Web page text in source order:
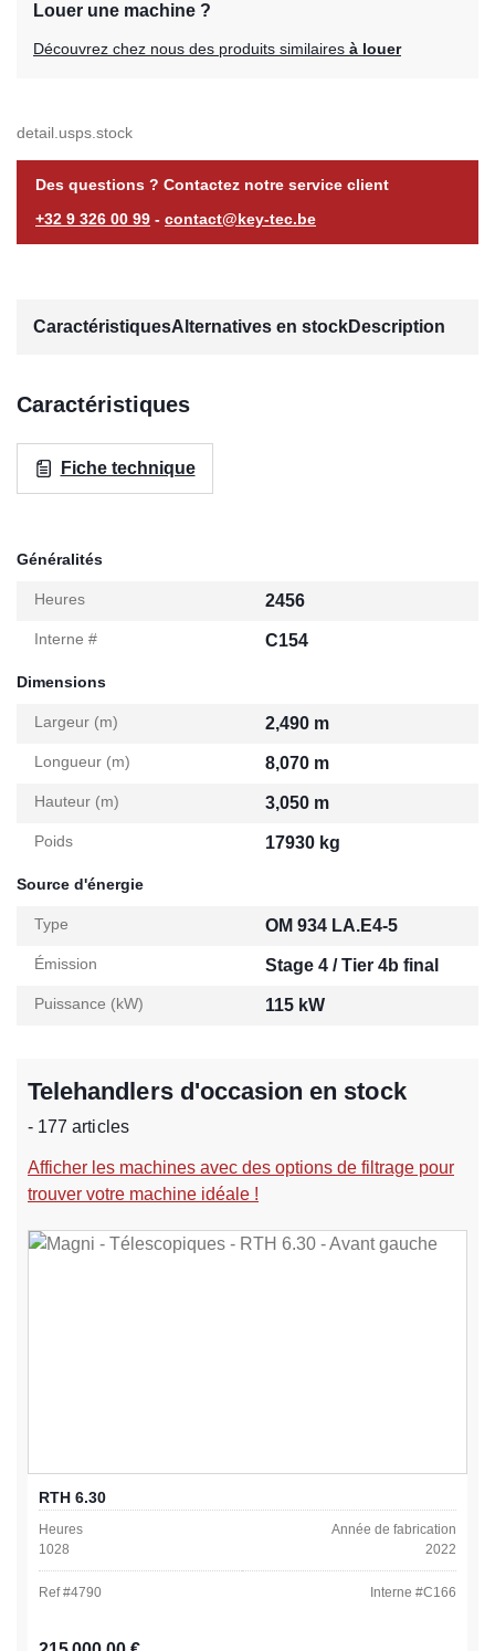
Louer une machine ?
Découvrez chez nous des produits similaires à louer
detail.usps.stock
Des questions ? Contactez notre service client
+32 9 326 00 99 - contact@key-tec.be
CaractéristiquesAlternatives en stockDescription
Caractéristiques
Fiche technique
Généralités
Heures 2456
Interne # C154
Dimensions
Largeur (m) 2,490 m
Longueur (m) 8,070 m
Hauteur (m) 3,050 m
Poids 17930 kg
Source d'énergie
Type OM 934 LA.E4-5
Émission Stage 4 / Tier 4b final
Puissance (kW) 115 kW
Telehandlers d'occasion en stock
- 177 articles
Afficher les machines avec des options de filtrage pour
trouver votre machine idéale !
RTH 6.30
Heures
1028
Année de fabrication
2022
Ref #4790 Interne #C166